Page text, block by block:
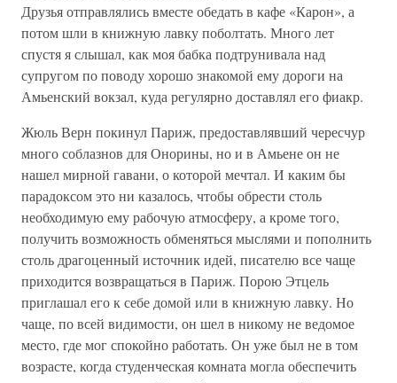
Друзья отправлялись вместе обедать в кафе «Карон», а
потом шли в книжную лавку поболтать. Много лет
спустя я слышал, как моя бабка подтрунивала над
супругом по поводу хорошо знакомой ему дороги на
Амьенский вокзал, куда регулярно доставлял его фиакр.
Жюль Верн покинул Париж, предоставлявший чересчур
много соблазнов для Онорины, но и в Амьене он не
нашел мирной гавани, о которой мечтал. И каким бы
парадоксом это ни казалось, чтобы обрести столь
необходимую ему рабочую атмосферу, а кроме того,
получить возможность обменяться мыслями и пополнить
столь драгоценный источник идей, писателю все чаще
приходится возвращаться в Париж. Порою Этцель
приглашал его к себе домой или в книжную лавку. Но
чаще, по всей видимости, он шел в никому не ведомое
место, где мог спокойно работать. Он уже был не в том
возрасте, когда студенческая комната могла обеспечить